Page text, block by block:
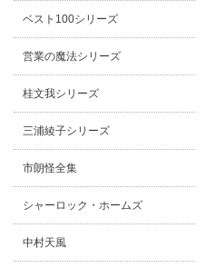
ベスト100シリーズ
営業の魔法シリーズ
桂文我シリーズ
三浦綾子シリーズ
市朗怪全集
シャーロック・ホームズ
中村天風